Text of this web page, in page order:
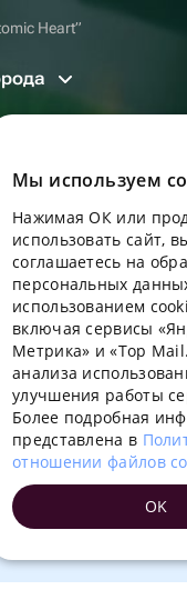
Heart”
удобнее!
больше
Скачать приложение
данных
на первый заказ!
промокод в приложении!
Мы используем
Нажимая ОК или
использовать сайт,
соглашаетесь на
персональных
использованием
включая сервисы
Метрика» и «Top
анализа
улучшения работы
Более подробная
представлена в
отношении файлов
OK